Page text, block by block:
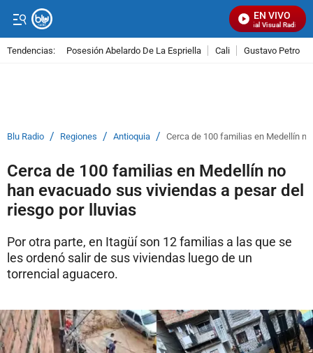
EN VIVO
Señal Visual Radio
Tendencias: Posesión Abelardo De La Espriella Cali Gustavo Petro
Blu Radio / Regiones / Antioquia / Cerca de 100 familias en Medellín
Cerca de 100 familias en Medellín no
han evacuado sus viviendas a pesar del
riesgo por lluvias
Por otra parte, en Itagüí son 12 familias a las que se
les ordenó salir de sus viviendas luego de un
torrencial aguacero.